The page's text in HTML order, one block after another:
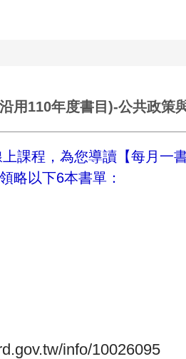
用110年度書目)-公共政策
課程，為您導讀【每月一
略以下6本書單：
info/10026095